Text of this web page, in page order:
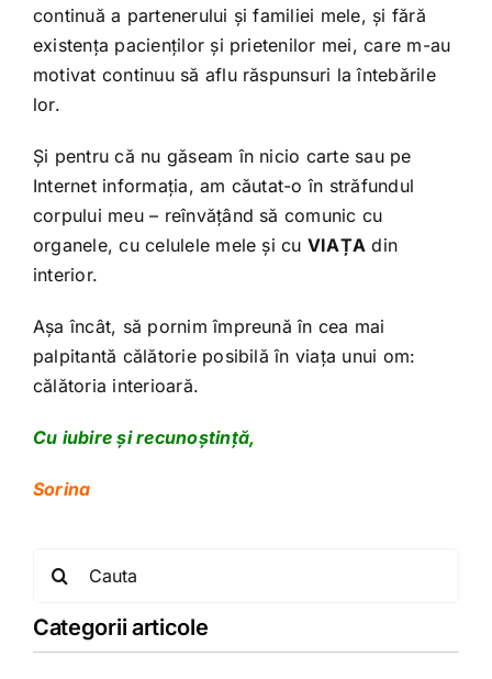
continuă a partenerului și familiei mele, și fără
existența pacienților și prietenilor mei, care m-au
motivat continuu să aflu răspunsuri la întebările
lor.
Și pentru că nu găseam în nicio carte sau pe
Internet informația, am căutat-o în străfundul
corpului meu – reînvățând să comunic cu
organele, cu celulele mele și cu VIAȚA din
interior.
Așa încât, să pornim împreună în cea mai
palpitantă călătorie posibilă în viața unui om:
călătoria interioară.
Cu iubire și recunoștință,
Sorina
Categorii articole